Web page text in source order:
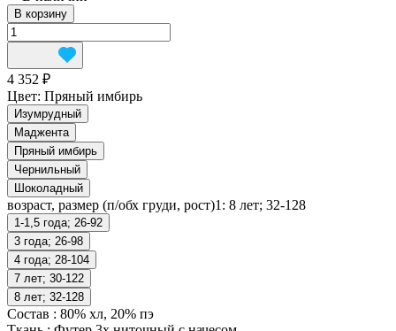
В корзину
4 352 ₽
Цвет: Пряный имбирь
Изумрудный
Маджента
Пряный имбирь
Чернильный
Шоколадный
возраст, размер (п/обх груди, рост)1: 8 лет; 32-128
1-1,5 года; 26-92
3 года; 26-98
4 года; 28-104
7 лет; 30-122
8 лет; 32-128
Состав : 80% хл, 20% пэ